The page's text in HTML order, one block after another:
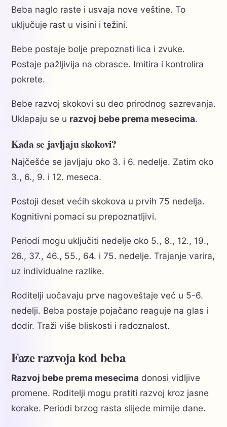
Beba naglo raste i usvaja nove veštine. To
uključuje rast u visini i težini.
Bebe postaje bolje prepoznati lica i zvuke.
Postaje pažljivija na obrasce. Imitira i kontrolira
pokrete.
Bebe razvoj skokovi su deo prirodnog sazrevanja.
Uklapaju se u razvoj bebe prema mesecima.
Kada se javljaju skokovi?
Najčešće se javljaju oko 3. i 6. nedelje. Zatim oko
3., 6., 9. i 12. meseca.
Postoji deset većih skokova u prvih 75 nedelja.
Kognitivni pomaci su prepoznatljivi.
Periodi mogu uključiti nedelje oko 5., 8., 12., 19.,
26., 37., 46., 55., 64. i 75. nedelje. Trajanje varira,
uz individualne razlike.
Roditelji uočavaju prve nagoveštaje već u 5-6.
nedelji. Beba postaje pojačano reaguje na glas i
dodir. Traži više bliskosti i radoznalost.
Faze razvoja kod beba
Razvoj bebe prema mesecima donosi vidljive
promene. Roditelji mogu pratiti razvoj kroz jasne
korake. Periodi brzog rasta slijede mirnije dane.